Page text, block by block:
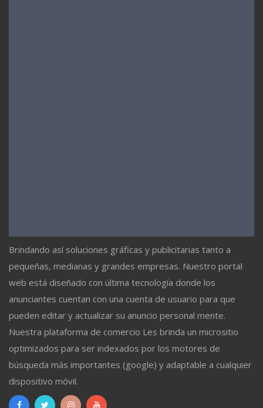
Brindando así soluciones gráficas y publicitarias tanto a
pequeñas, medianas y grandes empresas. Nuestro portal
web está diseñado con última tecnología donde los
anunciantes cuentan con una cuenta de usuario para que
pueden editar y actualizar su anuncio personal mente.
Nuestra plataforma de comercio Les brinda un micrositio
optimizados para ser indexados por los motores de
búsqueda más importantes (google) y adaptable a cualquier
dispositivo móvil.